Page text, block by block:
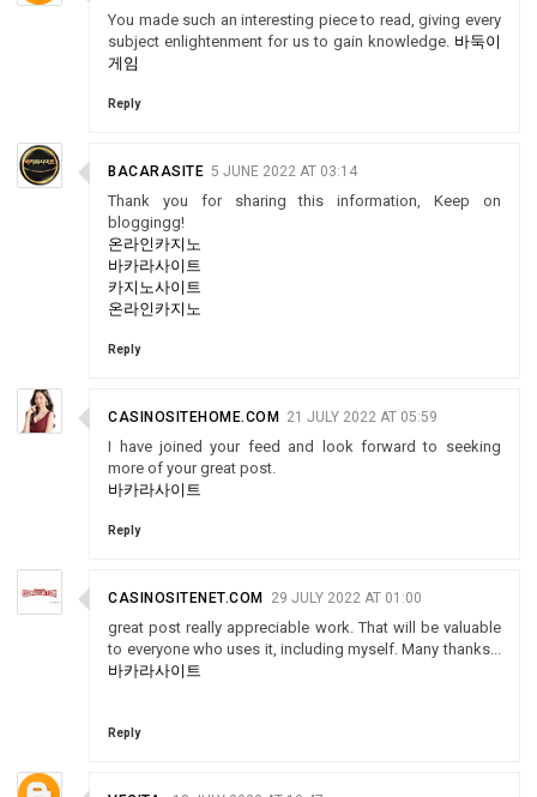
You made such an interesting piece to read, giving every
subject enlightenment for us to gain knowledge. 바둑이
게임
Reply
BACARASITE 5 JUNE 2022 AT 03:14
Thank you for sharing this information, Keep on
bloggingg!
온라인카지노
바카라사이트
카지노사이트
온라인카지노
Reply
CASINOSITEHOME.COM 21 JULY 2022 AT 05:59
I have joined your feed and look forward to seeking
more of your great post.
바카라사이트
Reply
CASINOSITENET.COM 29 JULY 2022 AT 01:00
great post really appreciable work. That will be valuable
to everyone who uses it, including myself. Many thanks...
바카라사이트
Reply